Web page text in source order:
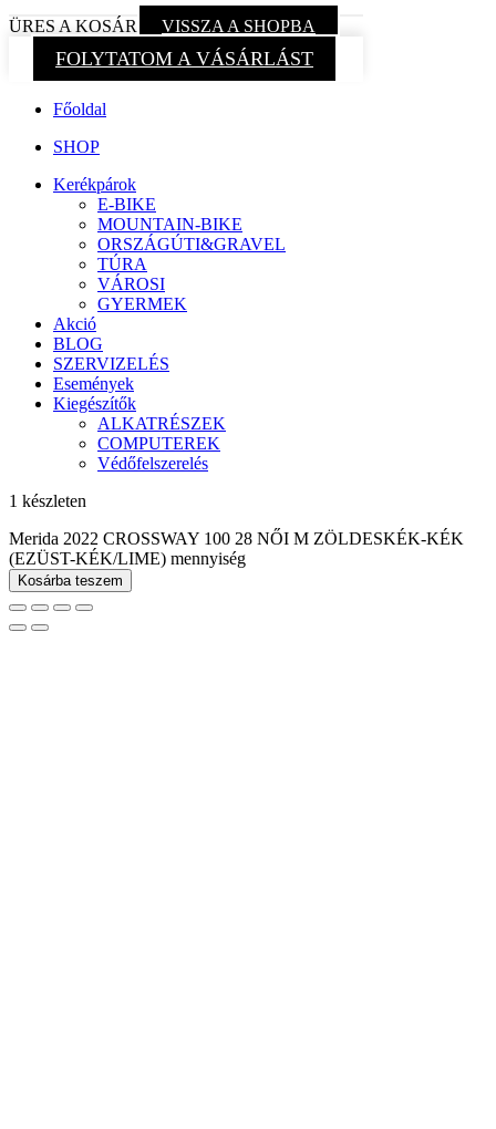
ÜRES A KOSÁR VISSZA A SHOPBA
FOLYTATOM A VÁSÁRLÁST
Főoldal
SHOP
Kerékpárok
E-BIKE
MOUNTAIN-BIKE
ORSZÁGÚTI&GRAVEL
TÚRA
VÁROSI
GYERMEK
Akció
BLOG
SZERVIZELÉS
Események
Kiegészítők
ALKATRÉSZEK
COMPUTEREK
Védőfelszerelés
1 készleten
Merida 2022 CROSSWAY 100 28 NŐI M ZÖLDESKÉK-KÉK
(EZÜST-KÉK/LIME) mennyiség
Kosárba teszem